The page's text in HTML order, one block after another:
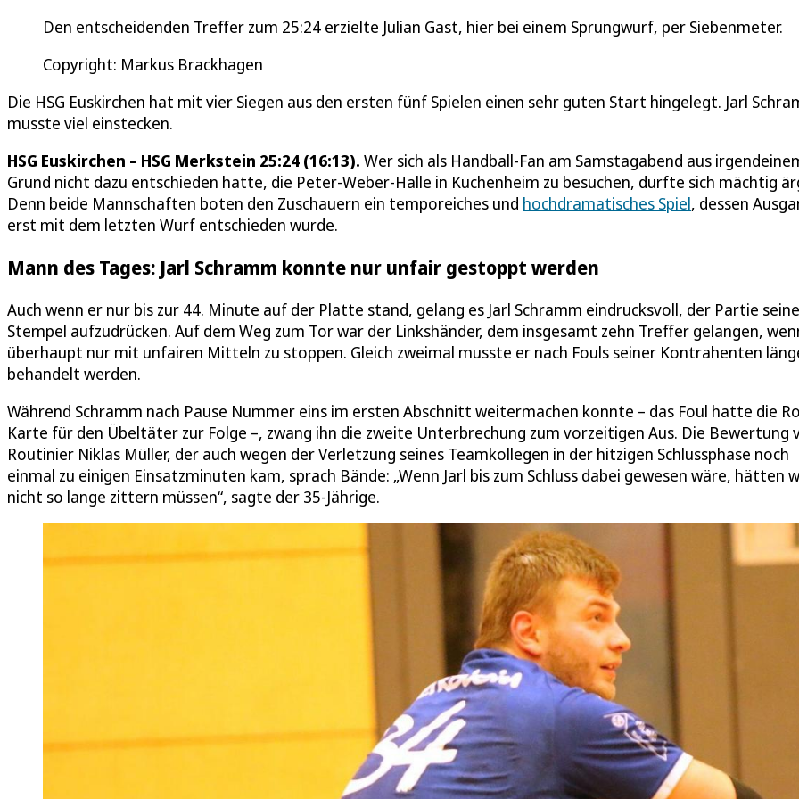
Den entscheidenden Treffer zum 25:24 erzielte Julian Gast, hier bei einem Sprungwurf, per Siebenmeter.
Copyright: Markus Brackhagen
Die HSG Euskirchen hat mit vier Siegen aus den ersten fünf Spielen einen sehr guten Start hingelegt. Jarl
musste viel einstecken.
HSG Euskirchen – HSG Merkstein 25:24 (16:13). Wer sich als Handball-Fan am Samstagabend aus
Grund nicht dazu entschieden hatte, die Peter-Weber-Halle in Kuchenheim zu besuchen, durfte sich mächtig
Denn beide Mannschaften boten den Zuschauern ein temporeiches und hochdramatisches Spiel, dessen
erst mit dem letzten Wurf entschieden wurde.
Mann des Tages: Jarl Schramm konnte nur unfair gestoppt werden
Auch wenn er nur bis zur 44. Minute auf der Platte stand, gelang es Jarl Schramm eindrucksvoll, der Partie
Stempel aufzudrücken. Auf dem Weg zum Tor war der Linkshänder, dem insgesamt zehn Treffer gelangen,
überhaupt nur mit unfairen Mitteln zu stoppen. Gleich zweimal musste er nach Fouls seiner Kontrahenten
behandelt werden.
Während Schramm nach Pause Nummer eins im ersten Abschnitt weitermachen konnte – das Foul hatte die
Karte für den Übeltäter zur Folge –, zwang ihn die zweite Unterbrechung zum vorzeitigen Aus. Die Bewertung
Routinier Niklas Müller, der auch wegen der Verletzung seines Teamkollegen in der hitzigen Schlussphase noch
einmal zu einigen Einsatzminuten kam, sprach Bände: „Wenn Jarl bis zum Schluss dabei gewesen wäre, hätten
nicht so lange zittern müssen“, sagte der 35-Jährige.